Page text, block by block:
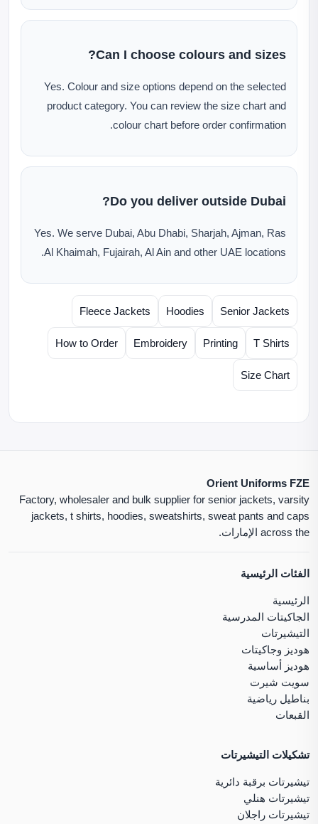
Can I choose colours and sizes?
Yes. Colour and size options depend on the selected
product category. You can review the size chart and
colour chart before order confirmation.
Do you deliver outside Dubai?
Yes. We serve Dubai, Abu Dhabi, Sharjah, Ajman, Ras
Al Khaimah, Fujairah, Al Ain and other UAE locations.
Senior Jackets
Hoodies
Fleece Jackets
T Shirts
Printing
Embroidery
How to Order
Size Chart
Orient Uniforms FZE
Factory, wholesaler and bulk supplier for senior jackets, varsity
jackets, t shirts, hoodies, sweatshirts, sweat pants and caps
across the الإمارات.
الفئات الرئيسية
الرئيسية
الجاكيتات المدرسية
التيشيرتات
هوديز وجاكيتات
هوديز أساسية
سويت شيرت
بناطيل رياضية
القبعات
تشكيلات التيشيرتات
تيشيرتات برقبة دائرية
تيشيرتات هنلي
تيشيرتات راجلان